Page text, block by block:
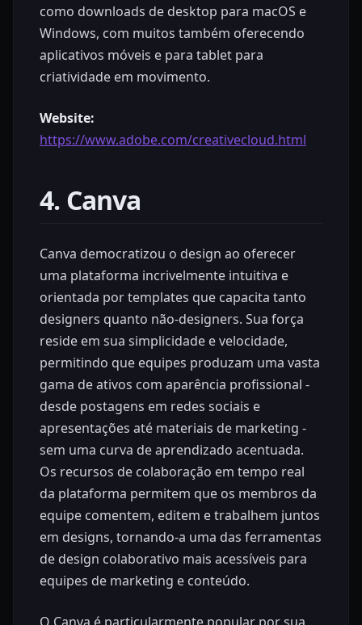
como downloads de desktop para macOS e
Windows, com muitos também oferecendo
aplicativos móveis e para tablet para
criatividade em movimento.
Website:
https://www.adobe.com/creativecloud.html
4. Canva
Canva democratizou o design ao oferecer
uma plataforma incrivelmente intuitiva e
orientada por templates que capacita tanto
designers quanto não-designers. Sua força
reside em sua simplicidade e velocidade,
permitindo que equipes produzam uma vasta
gama de ativos com aparência profissional -
desde postagens em redes sociais e
apresentações até materiais de marketing -
sem uma curva de aprendizado acentuada.
Os recursos de colaboração em tempo real
da plataforma permitem que os membros da
equipe comentem, editem e trabalhem juntos
em designs, tornando-a uma das ferramentas
de design colaborativo mais acessíveis para
equipes de marketing e conteúdo.